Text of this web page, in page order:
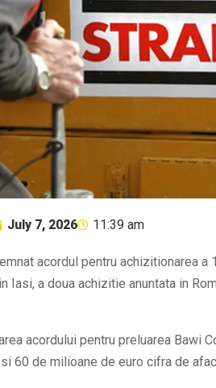
July 7, 2026 11:39 am
acordul pentru achizitionarea a
Iasi, a doua achizitie anuntata in
acordului pentru preluarea Bawi
60 de milioane de euro cifra de